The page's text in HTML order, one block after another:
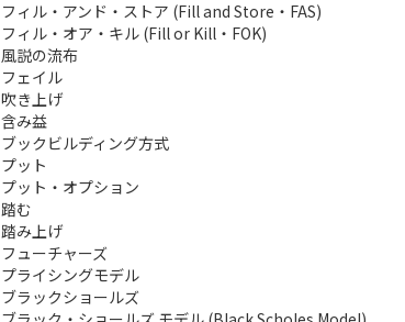
フィル・アンド・ストア (Fill and Store・FAS)
フィル・オア・キル (Fill or Kill・FOK)
風説の流布
フェイル
吹き上げ
含み益
ブックビルディング方式
プット
プット・オプション
踏む
踏み上げ
フューチャーズ
プライシングモデル
ブラックショールズ